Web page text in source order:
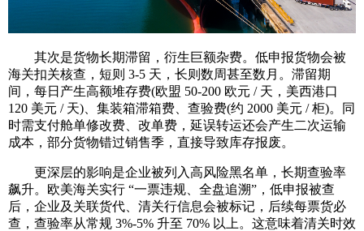
其次是货物长期滞留，衍生巨额杂费。低申报货物会被
海关扣关核查，短则 3-5 天，长则数周甚至数月。滞留期
间，每日产生高额堆存费(欧盟 50-200 欧元 / 天，美西港口
120 美元 / 天)、集装箱滞箱费、查验费(约 2000 美元 / 柜)。同
时需支付舱单修改费、改单费，延误转运还会产生二次运输
成本，部分货物错过销售季，直接导致库存报废。
更深层的影响是企业被列入高风险黑名单，长期查验率
飙升。欧美海关实行 “一票违规、全盘追溯”，低申报被查
后，企业及关联货代、清关行信息会被标记，后续每票货必
查，查验率从常规 3%-5% 升至 70% 以上。这意味着清关时效